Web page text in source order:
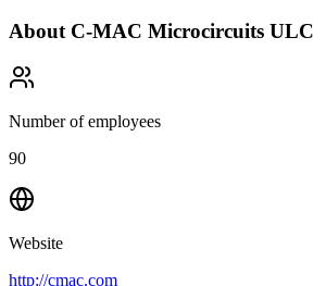
About C-MAC Microcircuits ULC
Number of employees
90
Website
http://cmac.com